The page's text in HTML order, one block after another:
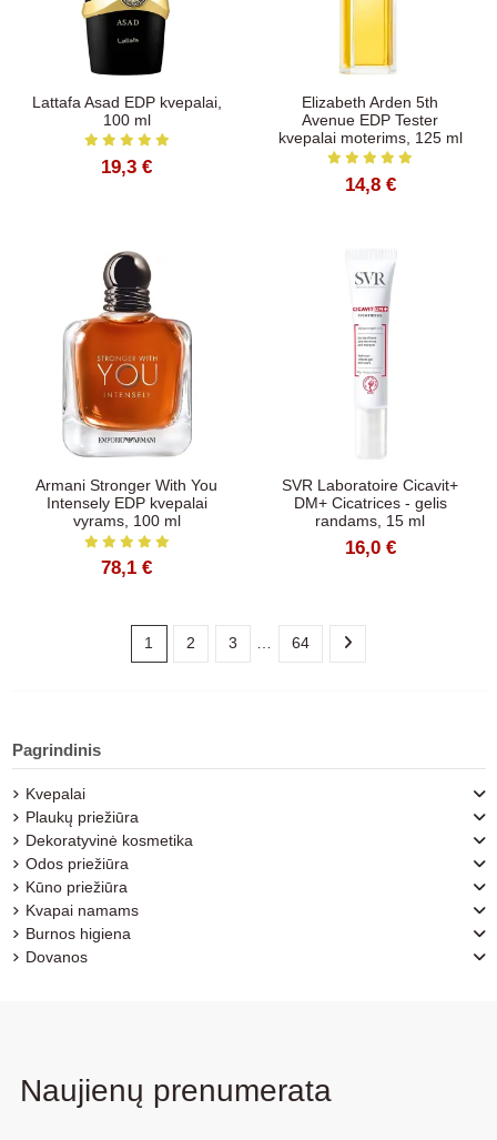
Lattafa Asad EDP kvepalai,
100 ml
19,3 €
Elizabeth Arden 5th
Avenue EDP Tester
kvepalai moterims, 125 ml
14,8 €
Armani Stronger With You
Intensely EDP kvepalai
vyrams, 100 ml
78,1 €
SVR Laboratoire Cicavit+
DM+ Cicatrices - gelis
randams, 15 ml
16,0 €
1 2 3 … 64
Pagrindinis
Kvepalai
Plaukų priežiūra
Dekoratyvinė kosmetika
Odos priežiūra
Kūno priežiūra
Kvapai namams
Burnos higiena
Dovanos
Naujienų prenumerata